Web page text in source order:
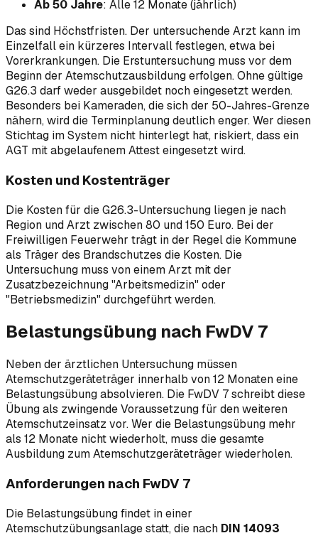
Ab 50 Jahre: Alle 12 Monate (jährlich)
Das sind Höchstfristen. Der untersuchende Arzt kann im
Einzelfall ein kürzeres Intervall festlegen, etwa bei
Vorerkrankungen. Die Erstuntersuchung muss vor dem
Beginn der Atemschutzausbildung erfolgen. Ohne gültige
G26.3 darf weder ausgebildet noch eingesetzt werden.
Besonders bei Kameraden, die sich der 50-Jahres-Grenze
nähern, wird die Terminplanung deutlich enger. Wer diesen
Stichtag im System nicht hinterlegt hat, riskiert, dass ein
AGT mit abgelaufenem Attest eingesetzt wird.
Kosten und Kostenträger
Die Kosten für die G26.3-Untersuchung liegen je nach
Region und Arzt zwischen 80 und 150 Euro. Bei der
Freiwilligen Feuerwehr trägt in der Regel die Kommune
als Träger des Brandschutzes die Kosten. Die
Untersuchung muss von einem Arzt mit der
Zusatzbezeichnung "Arbeitsmedizin" oder
"Betriebsmedizin" durchgeführt werden.
Belastungsübung nach FwDV 7
Neben der ärztlichen Untersuchung müssen
Atemschutzgeräteträger innerhalb von 12 Monaten eine
Belastungsübung absolvieren. Die FwDV 7 schreibt diese
Übung als zwingende Voraussetzung für den weiteren
Atemschutzeinsatz vor. Wer die Belastungsübung mehr
als 12 Monate nicht wiederholt, muss die gesamte
Ausbildung zum Atemschutzgeräteträger wiederholen.
Anforderungen nach FwDV 7
Die Belastungsübung findet in einer
Atemschutzübungsanlage statt, die nach DIN 14093